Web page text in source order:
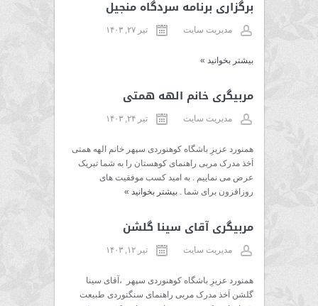
برگزاری برنامه سردگاه منجیل
مدیریت سایت تیر ۲۷, ۱۴۰۳
بیشتر بخوانید »
مربیگری خانم الهه همتی
مدیریت سایت تیر ۲۴, ۱۴۰۳
همنورد عزیزِ باشگاه کوهنوردی سپهر خانم الهه همتی
اَخذ مدرک مربی راهنمای کوهستان را به شما تبریک
عرض می نماییم . به امید کسب موفقیت های
روزافزون برای شما .بیشتر بخوانید »
مربیگری آقای سینا گلشن
مدیریت سایت تیر ۱۲, ۱۴۰۳
همنورد عزیزِ باشگاه کوهنوردی سپهر ،آقای سینا
گلشن اَخذ مدرک مربی راهنمای سنگنوردی طبیعت